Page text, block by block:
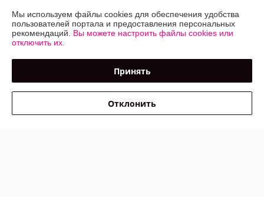
График работы
Полная версия сайта
Политика обработки cookies
Сайт создан на платформе Deal.by
Мы используем файлы cookies для обеспечения удобства
пользователей портала и предоставления персональных
рекомендаций. Вы можете настроить файлы cookies или
отключить их.
Принять
Отклонить